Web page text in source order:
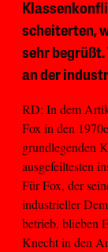
scheiterten,
sehr
an der
RD: In dem
Fox in den
grundlegenden
ausgefeiltesten
Für Fox, der
industrieller
betrieb, blieben
Knecht in den